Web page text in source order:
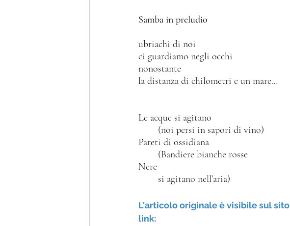
Samba in preludio
ubriachi di noi
ci guardiamo negli occhi
nonostante
la distanza di chilometri e un mare…
Le acque si agitano
        (noi persi in sapori di vino)
Pareti di ossidiana
        (Bandiere bianche rosse
Nere
        si agitano nell’aria)
L'articolo originale è visibile sul
link: